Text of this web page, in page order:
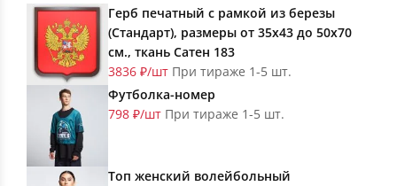
Герб печатный с рамкой из березы
(Стандарт), размеры от 35х43 до 50х70
см., ткань Сатен 183
3836 ₽/шт При тираже 1-5 шт.
Футболка-номер
798 ₽/шт При тираже 1-5 шт.
Топ женский волейбольный